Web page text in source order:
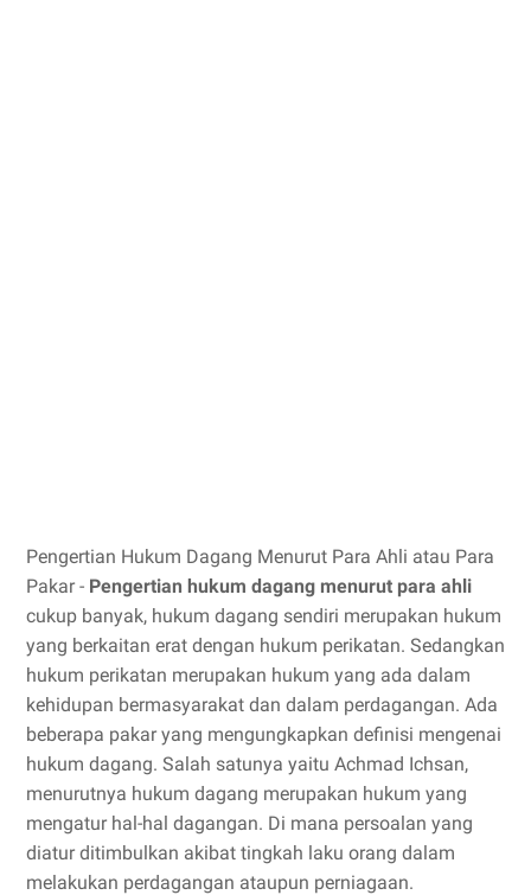
Pengertian Hukum Dagang Menurut Para Ahli atau Para
Pakar - Pengertian hukum dagang menurut para ahli
cukup banyak, hukum dagang sendiri merupakan hukum
yang berkaitan erat dengan hukum perikatan. Sedangkan
hukum perikatan merupakan hukum yang ada dalam
kehidupan bermasyarakat dan dalam perdagangan. Ada
beberapa pakar yang mengungkapkan definisi mengenai
hukum dagang. Salah satunya yaitu Achmad Ichsan,
menurutnya hukum dagang merupakan hukum yang
mengatur hal-hal dagangan. Di mana persoalan yang
diatur ditimbulkan akibat tingkah laku orang dalam
melakukan perdagangan ataupun perniagaan.